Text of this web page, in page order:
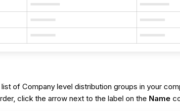
of Company level distribution groups in your
click the arrow next to the label on the Name